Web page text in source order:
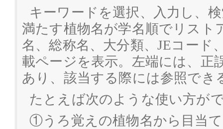
キーワードを選択、入力し、
満たす植物名が学名順でリスト
名、総称名、大分類、JEコー
載ページを表示。左端には、正
あり、該当する際には参照でき
たとえば次のような使い方が
①うろ覚えの植物名から目当